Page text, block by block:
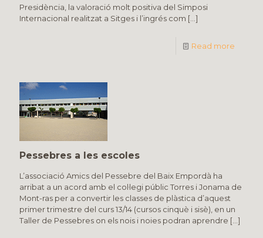
Presidència, la valoració molt positiva del Simposi
Internacional realitzat a Sitges i l’ingrés com […]
Read more
Pessebres a les escoles
L’associació Amics del Pessebre del Baix Empordà ha
arribat a un acord amb el col·legi públic Torres i Jonama de
Mont-ras per a convertir les classes de plàstica d’aquest
primer trimestre del curs 13/14 (cursos cinquè i sisè), en un
Taller de Pessebres on els nois i noies podran aprendre […]